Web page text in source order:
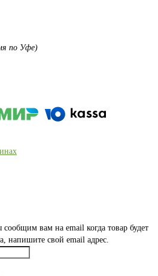
по Уфе)
вам на email когда товар будет
напишите свой email адрес.